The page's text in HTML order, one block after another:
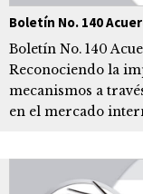
Boletín No. 140
Boletín No. 140
Reconociendo la
mecanismos a
en el mercado